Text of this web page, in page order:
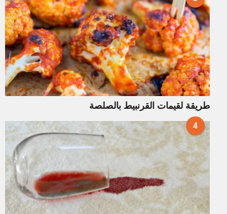
طريقة لقيمات القرنبيط بالصلصة
4